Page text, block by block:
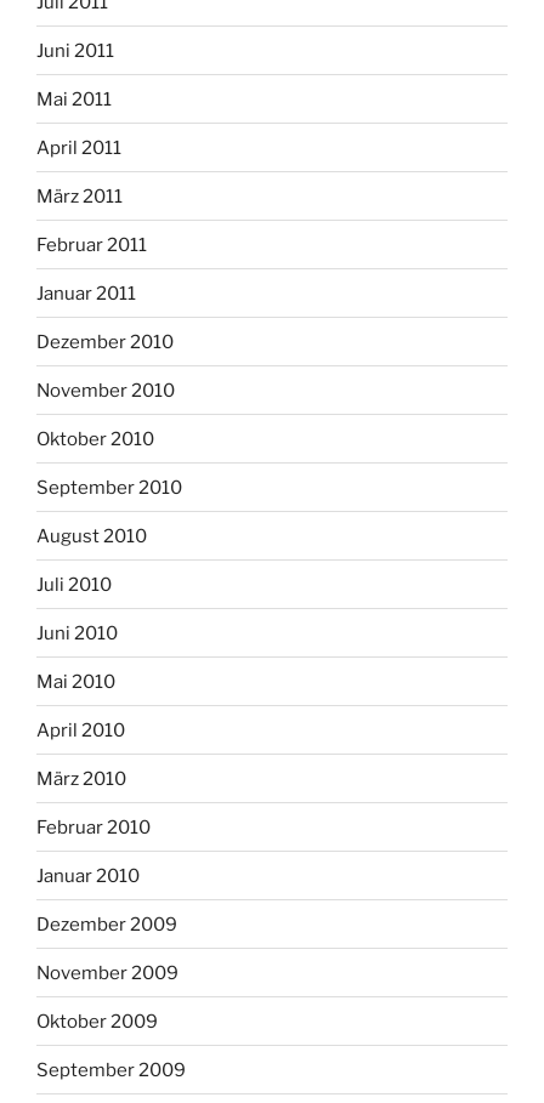
Juni 2011
Mai 2011
April 2011
März 2011
Februar 2011
Januar 2011
Dezember 2010
November 2010
Oktober 2010
September 2010
August 2010
Juli 2010
Juni 2010
Mai 2010
April 2010
März 2010
Februar 2010
Januar 2010
Dezember 2009
November 2009
Oktober 2009
September 2009